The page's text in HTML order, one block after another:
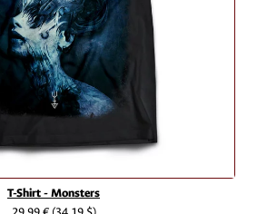
T-Shirt - Monsters